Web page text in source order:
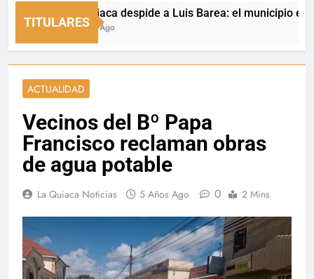
TITULARES
La Quiaca despide a Luis Barea: el municipio
3 Horas Ago
ACTUALIDAD
Vecinos del Bº Papa
Francisco reclaman obras
de agua potable
La Quiaca Noticias 5 Años Ago 0 2 Mins